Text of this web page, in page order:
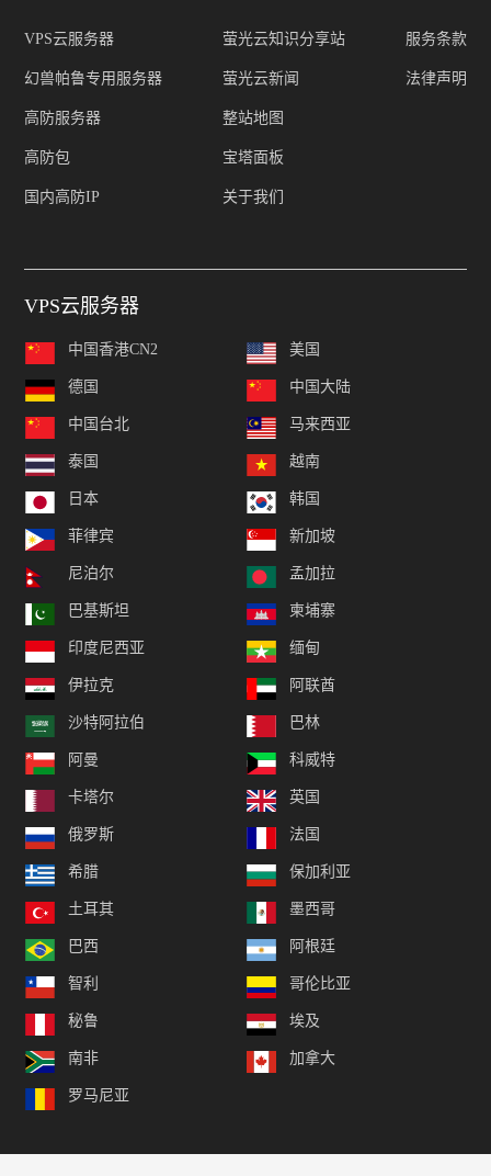
VPS云服务器
幻兽帕鲁专用服务器
高防服务器
高防包
国内高防IP
萤光云知识分享站
萤光云新闻
整站地图
宝塔面板
关于我们
服务条款
法律声明
VPS云服务器
中国香港CN2 美国
德国 中国大陆
中国台北 马来西亚
泰国 越南
日本 韩国
菲律宾 新加坡
尼泊尔 孟加拉
巴基斯坦 柬埔寨
印度尼西亚 缅甸
伊拉克 阿联酋
沙特阿拉伯 巴林
阿曼 科威特
卡塔尔 英国
俄罗斯 法国
希腊 保加利亚
土耳其 墨西哥
巴西 阿根廷
智利 哥伦比亚
秘鲁 埃及
南非 加拿大
罗马尼亚